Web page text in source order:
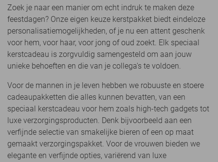
Zoek je naar een manier om echt indruk te maken deze
feestdagen? Onze eigen keuze kerstpakket biedt eindeloze
personalisatiemogelijkheden, of je nu een attent geschenk
voor hem, voor haar, voor jong of oud zoekt. Elk speciaal
kerstcadeau is zorgvuldig samengesteld om aan jouw
unieke behoeften en die van je collega's te voldoen.
Voor de mannen in je leven hebben we robuuste en stoere
cadeaupakketten die alles kunnen bevatten, van een
speciaal kerstcadeau voor hem zoals high-tech gadgets tot
luxe verzorgingsproducten. Denk bijvoorbeeld aan een
verfijnde selectie van smakelijke bieren of een op maat
gemaakt verzorgingspakket. Voor de vrouwen bieden we
elegante en verfijnde opties, variërend van luxe